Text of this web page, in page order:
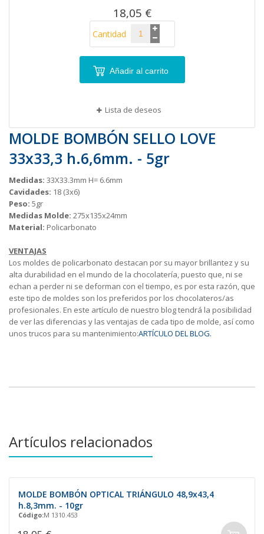
18,05 €
Cantidad
Añadir al carrito
Lista de deseos
MOLDE BOMBÓN SELLO LOVE
33x33,3 h.6,6mm. - 5gr
Medidas: 33X33.3mm H= 6.6mm
Cavidades: 18 (3x6)
Peso: 5gr
Medidas Molde: 275x135x24mm
Material: Policarbonato
VENTAJAS
Los moldes de policarbonato destacan por su mayor brillantez y su
alta durabilidad en el mundo de la chocolatería, puesto que, ni se
echan a perder ni se deforman con el tiempo, es por esta razón, que
este tipo de moldes son los preferidos por los chocolateros/as
profesionales. En este artículo de nuestro blog tendrá la posibilidad
de ver las diferencias y las ventajas de cada tipo de molde, así como
unos trucos para su mantenimiento:ARTÍCULO DEL BLOG.
Artículos relacionados
MOLDE BOMBÓN OPTICAL TRIÁNGULO 48,9x43,4
h.8,3mm. - 10gr
Código:M 1310.453